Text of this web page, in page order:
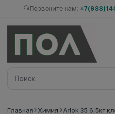
Позвоните нам:
Главная Химия Arlok 35 6,5кг